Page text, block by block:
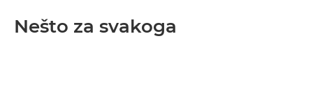
Nešto za svakoga